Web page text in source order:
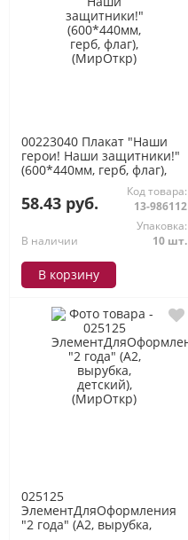
00223040 Плакат "Наши
герои! Наши защитники!"
(600*440мм, герб, флаг),
58.43 руб.
Код товара:
13-986112
В наличии
Упаковка:
10 шт.
В корзину
025125
ЭлементДляОформления
"2 года" (А2, вырубка,